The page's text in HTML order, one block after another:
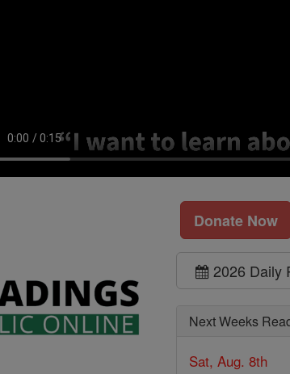
Donate Now
2026 Daily
Next Weeks
Sat, Aug. 8th